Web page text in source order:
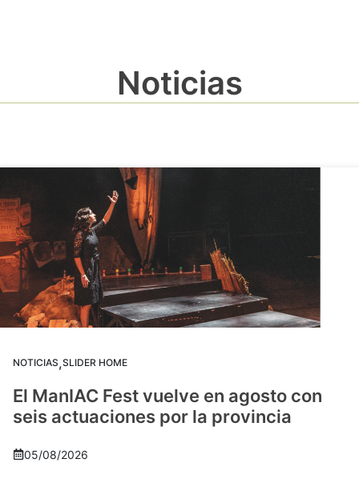
Noticias
NOTICIAS,SLIDER HOME
El ManIAC Fest vuelve en agosto con
seis actuaciones por la provincia
05/08/2026